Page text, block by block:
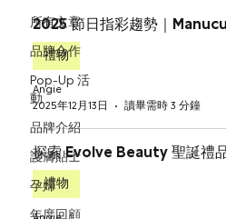
所有文章
品牌合作
Pop-Up 活
動
品牌介紹
護膚貼士
孕婦
年度回顧
2025 節日指彩趨勢｜
禮物
Angie
2025年12月13日
讀畢需時 3 分鐘
探索 Evolve Beauty 聖誕禮
禮物